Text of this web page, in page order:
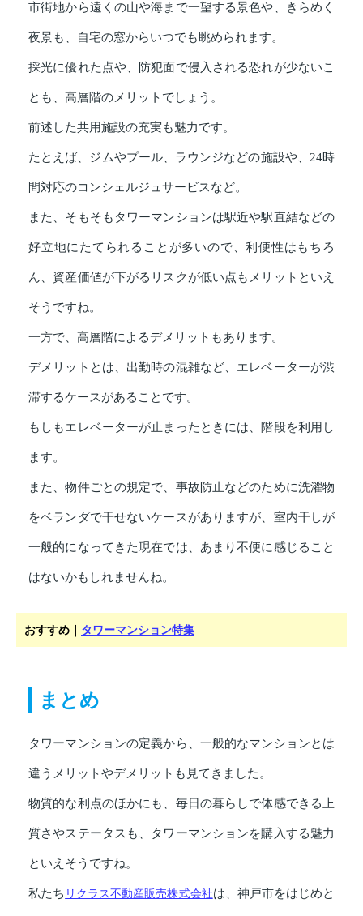
市街地から遠くの山や海まで一望する景色や、きらめく
夜景も、自宅の窓からいつでも眺められます。
採光に優れた点や、防犯面で侵入される恐れが少ないこ
とも、高層階のメリットでしょう。
前述した共用施設の充実も魅力です。
たとえば、ジムやプール、ラウンジなどの施設や、24時
間対応のコンシェルジュサービスなど。
また、そもそもタワーマンションは駅近や駅直結などの
好立地にたてられることが多いので、利便性はもちろ
ん、資産価値が下がるリスクが低い点もメリットといえ
そうですね。
一方で、高層階によるデメリットもあります。
デメリットとは、出勤時の混雑など、エレベーターが渋
滞するケースがあることです。
もしもエレベーターが止まったときには、階段を利用し
ます。
また、物件ごとの規定で、事故防止などのために洗濯物
をベランダで干せないケースがありますが、室内干しが
一般的になってきた現在では、あまり不便に感じること
はないかもしれませんね。
おすすめ｜ タワーマンション特集
まとめ
タワーマンションの定義から、一般的なマンションとは
違うメリットやデメリットも見てきました。
物質的な利点のほかにも、毎日の暮らしで体感できる上
質さやステータスも、タワーマンションを購入する魅力
といえそうですね。
私たち リクラス不動産販売株式会社は、神戸市をはじめと